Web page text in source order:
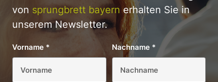
von sprungbrett bayernerhalten Sie in
unserem Newsletter.
Vorname * Nachname *